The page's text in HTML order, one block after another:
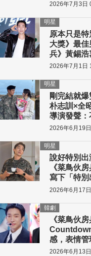
2026年7月3日
原本只是
大獎》最
兵》黃錫
明星
2026年7月1日
剛完結就爆
朴志訓×全
導演發聲：
明星
2026年6月19
說好特別
《菜鳥伙
寫下「特別
明星
2026年6月17
《菜鳥伙
感，表情
韓劇
2026年6月13